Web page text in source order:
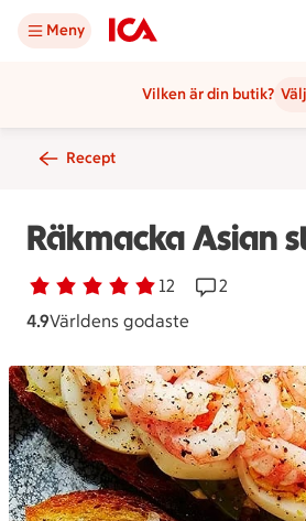
Meny
Vilken är din butik?
Recept
Räkmacka Asian
Betyg 4.9 av 5. 12
12 personer har röstatReceptet har
2
4.9Världens godaste